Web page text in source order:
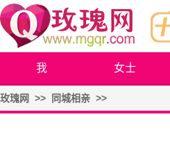
我 女士
玫瑰网 >> 同城相亲 >>